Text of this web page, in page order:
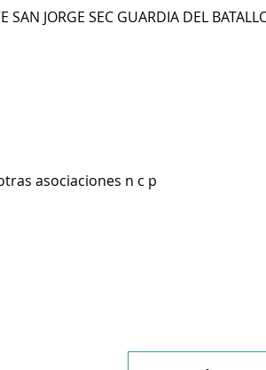
SAN JORGE SEC GUARDIA DEL
asociaciones n c p